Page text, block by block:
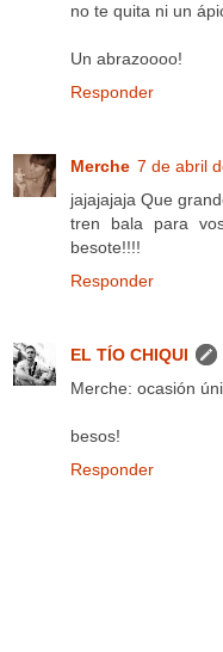
no te quita ni un
Un abrazoooo!
Responder
Merche 7 de abril
jajajajaja Que
tren bala para
besote!!!!
Responder
EL TÍO CHIQUI
Merche: ocasión
besos!
Responder